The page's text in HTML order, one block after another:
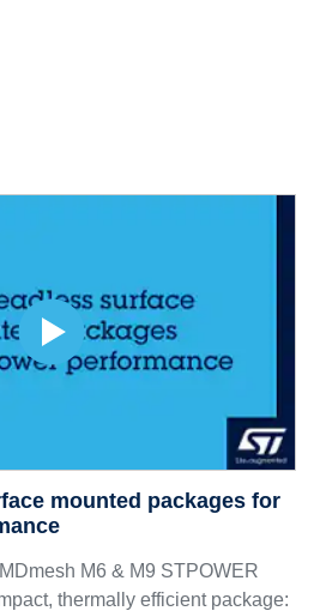
mounted packages for
M6 & M9 STPOWER
thermally efficient package: